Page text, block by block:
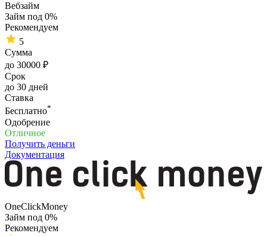
Вебзайм
Займ под 0%
Рекомендуем
5
Сумма
до 30000 ₽
Срок
до 30 дней
Ставка
Бесплатно*
Одобрение
Отличное
Получить деньги
Документация
OneClickMoney
Займ под 0%
Рекомендуем